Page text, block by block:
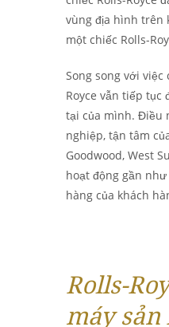
vùng địa hình trên
một chiếc Rolls-
Song song với
Royce vẫn tiếp
tại của mình. Điều
nghiệp, tận tâm
Goodwood, West
hoạt động gần
hàng của khách
Rolls-
máy